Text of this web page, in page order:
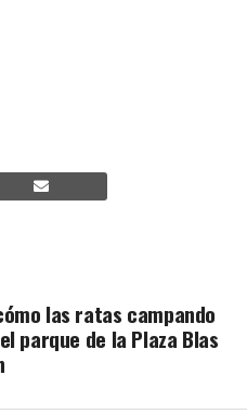
las ratas campando
parque de la Plaza Blas